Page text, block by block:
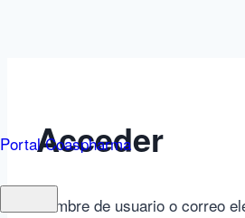
Portal Coaspharma
Acceder
Nombre de usuario o correo